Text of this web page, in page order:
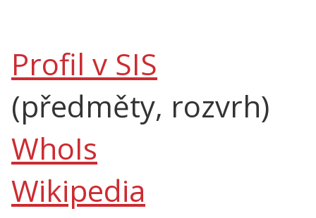
Profil v SIS
(předměty, rozvrh)
WhoIs
Wikipedia